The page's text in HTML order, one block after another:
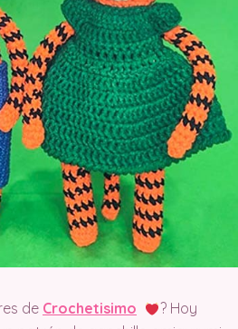
de Crochetisimo
? Hoy